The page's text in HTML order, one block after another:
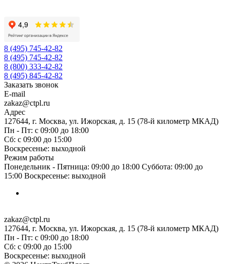
8 (495) 745-42-82
8 (495) 745-42-82
8 (800) 333-42-82
8 (495) 845-42-82
Заказать звонок
E-mail
zakaz@ctpl.ru
Адрес
127644, г. Москва, ул. Ижорская, д. 15 (78-й километр МКАД)
Пн - Пт: с 09:00 до 18:00
Сб: с 09:00 до 15:00
Воскресенье: выходной
Режим работы
Понедельник - Пятница: 09:00 до 18:00 Суббота: 09:00 до
15:00 Воскресенье: выходной
zakaz@ctpl.ru
127644, г. Москва, ул. Ижорская, д. 15 (78-й километр МКАД)
Пн - Пт: с 09:00 до 18:00
Сб: с 09:00 до 15:00
Воскресенье: выходной